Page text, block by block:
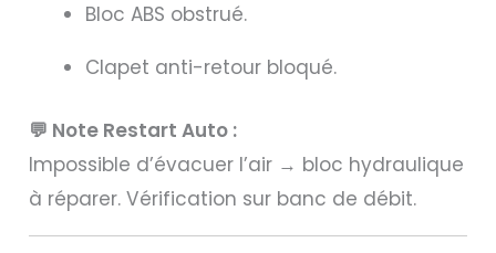
Bloc ABS obstrué.
Clapet anti-retour bloqué.
💬 Note Restart Auto :
Impossible d’évacuer l’air → bloc hydraulique
à réparer. Vérification sur banc de débit.